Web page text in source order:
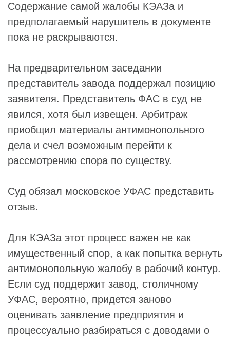
Содержание самой жалобы КЭАЗа и
предполагаемый нарушитель в документе
пока не раскрываются.
На предварительном заседании
представитель завода поддержал позицию
заявителя. Представитель ФАС в суд не
явился, хотя был извещен. Арбитраж
приобщил материалы антимонопольного
дела и счел возможным перейти к
рассмотрению спора по существу.
Суд обязал московское УФАС представить
отзыв.
Для КЭАЗа этот процесс важен не как
имущественный спор, а как попытка вернуть
антимонопольную жалобу в рабочий контур.
Если суд поддержит завод, столичному
УФАС, вероятно, придется заново
оценивать заявление предприятия и
процессуально разбираться с доводами о